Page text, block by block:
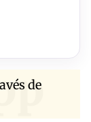
de